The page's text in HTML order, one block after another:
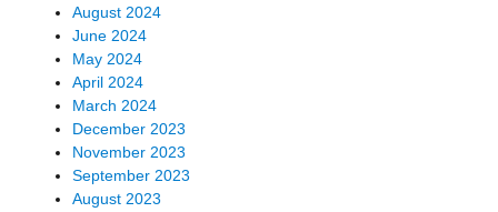
August 2024
June 2024
May 2024
April 2024
March 2024
December 2023
November 2023
September 2023
August 2023